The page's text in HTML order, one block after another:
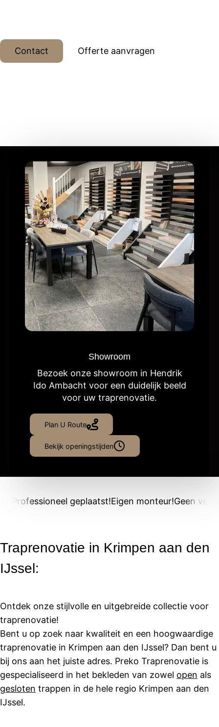
Contact Offerte aanvragen
Showroom
Bezoek onze showroom in Hendrik
Ido Ambacht voor een duidelijk beeld
voor uw traprenovatie.
Plan U Route
Bekijk openingstijden
Professioneel geplaatst!Eigen monteur!Geen
Traprenovatie in Krimpen aan den
IJssel:
Ontdek onze stijlvolle en uitgebreide collectie voor
traprenovatie!
Bent u op zoek naar kwaliteit en een hoogwaardige
traprenovatie in Krimpen aan den IJssel? Dan bent u
bij ons aan het juiste adres. Preko Traprenovatie is
gespecialiseerd in het bekleden van zowel open als
gesloten trappen in de hele regio Krimpen aan den
IJssel.